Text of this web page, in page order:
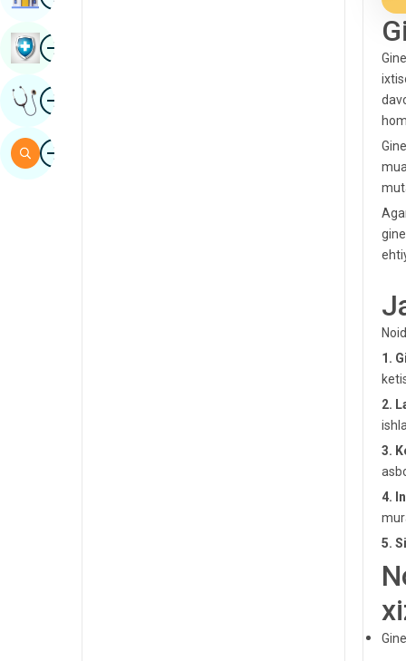
1.
2.
3.
4.
5.
suratSog'liqni Saqlash Tekshiruvi Kitobi
suratMutaxassis Fikrini Oling
suratQidirish